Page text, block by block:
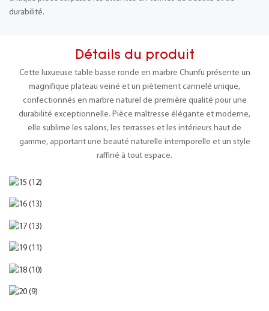
durabilité.
Détails du produit
Cette luxueuse table basse ronde en marbre Chunfu présente un
magnifique plateau veiné et un piètement cannelé unique,
confectionnés en marbre naturel de première qualité pour une
durabilité exceptionnelle. Pièce maîtresse élégante et moderne,
elle sublime les salons, les terrasses et les intérieurs haut de
gamme, apportant une beauté naturelle intemporelle et un style
raffiné à tout espace.